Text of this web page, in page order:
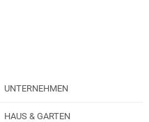
UNTERNEHMEN
HAUS & GARTEN